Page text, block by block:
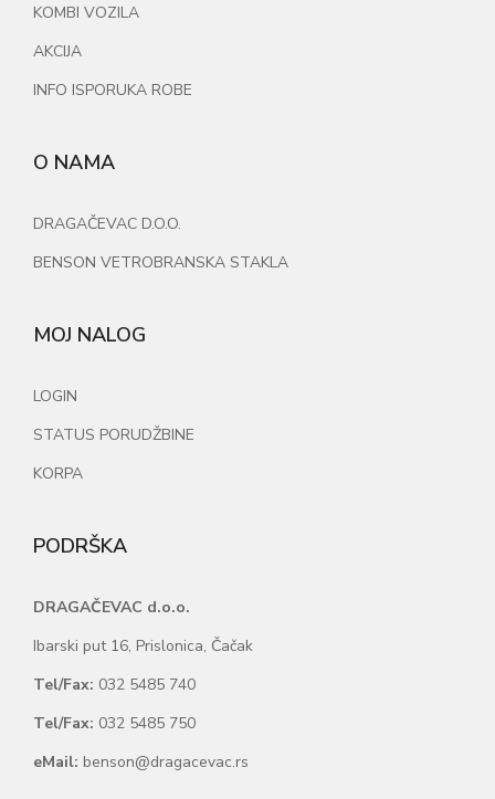
KOMBI VOZILA
AKCIJA
INFO ISPORUKA ROBE
O NAMA
DRAGAČEVAC D.O.O.
BENSON VETROBRANSKA STAKLA
MOJ NALOG
LOGIN
STATUS PORUDŽBINE
KORPA
PODRŠKA
DRAGAČEVAC d.o.o.
Ibarski put 16, Prislonica, Čačak
Tel/Fax: 032 5485 740
Tel/Fax: 032 5485 750
eMail: benson@dragacevac.rs